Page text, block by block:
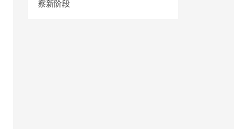
察新阶段